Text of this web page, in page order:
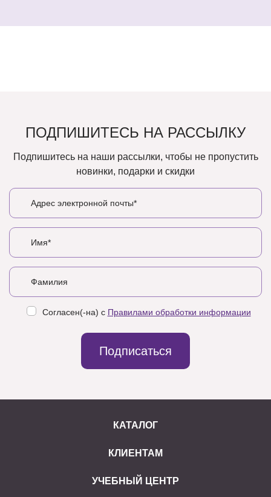
ПОДПИШИТЕСЬ НА РАССЫЛКУ
Подпишитесь на наши рассылки, чтобы не пропустить
новинки, подарки и скидки
Согласен(-на) с Правилами обработки информации
Подписаться
КАТАЛОГ
КЛИЕНТАМ
УЧЕБНЫЙ ЦЕНТР